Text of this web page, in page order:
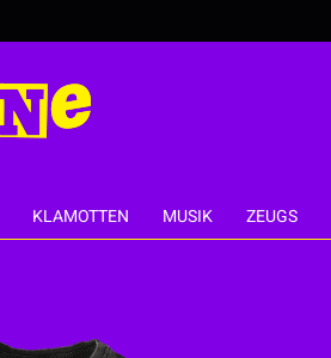
KLAMOTTEN MUSIK ZEUGS